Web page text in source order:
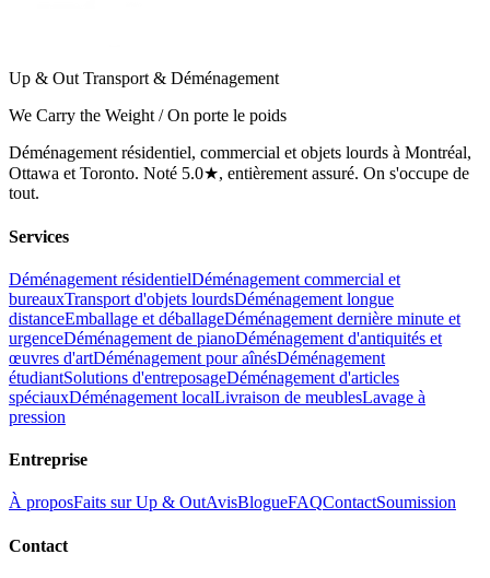
Up & Out Transport & Déménagement
We Carry the Weight / On porte le poids
Déménagement résidentiel, commercial et objets lourds à Montréal,
Ottawa et Toronto. Noté 5.0★, entièrement assuré. On s'occupe de
tout.
Services
Déménagement résidentielDéménagement commercial et
bureauxTransport d'objets lourdsDéménagement longue
distanceEmballage et déballageDéménagement dernière minute et
urgenceDéménagement de pianoDéménagement d'antiquités et
œuvres d'artDéménagement pour aînésDéménagement
étudiantSolutions d'entreposageDéménagement d'articles
spéciauxDéménagement localLivraison de meublesLavage à
pression
Entreprise
À proposFaits sur Up & OutAvisBlogueFAQContactSoumission
Contact